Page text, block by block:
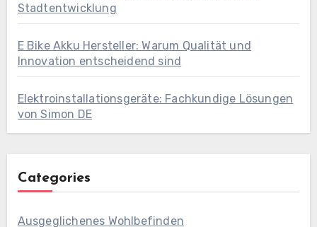
Stadtentwicklung
E Bike Akku Hersteller: Warum Qualität und
Innovation entscheidend sind
Elektroinstallationsgeräte: Fachkundige Lösungen
von Simon DE
Categories
Ausgeglichenes Wohlbefinden